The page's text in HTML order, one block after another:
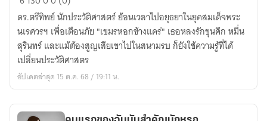
หอก
ข้าง
แคร่
ดร.ตรีทิพย์ นักประวัติศาสตร์ ย้อนเวลาไปอยุธยาในยุคสมเด็จพระ
นเรศวรฯ เพื่อเตือนภัย "เขมรหอกข้างแคร่" เธอหลงรักขุนศึก หมื่น
สุรินทร์ และแม้ต้องสูญเสียเขาไปในสนามรบ ก็ยังใช้ความรู้ที่ได้
เปลี่ยนประวัติศาสตร
อัปเดตล่าสุด 15 ต.ค. 68 / 19:11 น.